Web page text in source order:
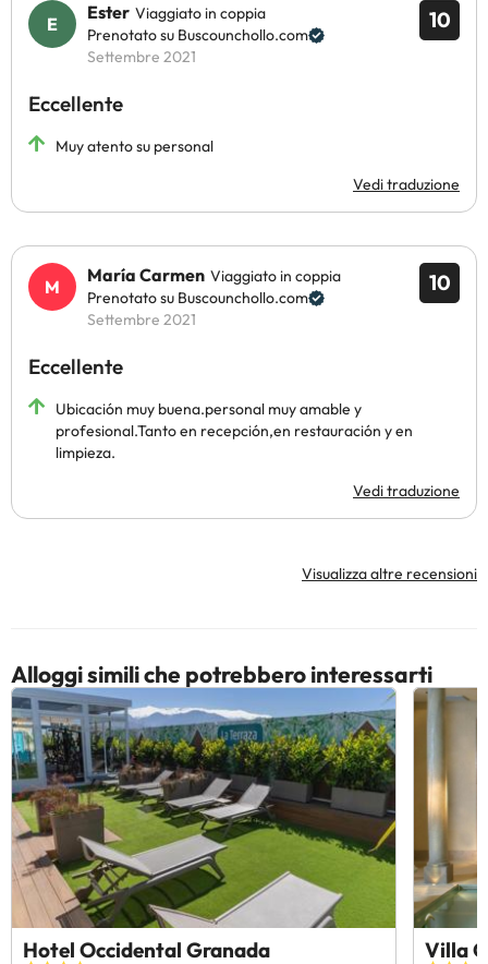
10
Ester Viaggiato in coppia
Prenotato su Buscounchollo.com
Settembre 2021
Eccellente
Muy atento su personal
Vedi traduzione
10
María Carmen Viaggiato in coppia
Prenotato su Buscounchollo.com
Settembre 2021
Eccellente
Ubicación muy buena.personal muy amable y
profesional.Tanto en recepción,en restauración y en
limpieza.
Vedi traduzione
Visualizza altre recensioni
Alloggi simili che potrebbero interessarti
Hotel Occidental Granada Villa